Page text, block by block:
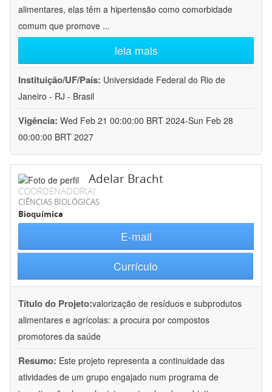
alimentares, elas têm a hipertensão como comorbidade
comum que promove ...
leia mais
Instituição/UF/País: Universidade Federal do Rio de
Janeiro - RJ - Brasil
Vigência: Wed Feb 21 00:00:00 BRT 2024-Sun Feb 28
00:00:00 BRT 2027
Adelar Bracht
COORDENADOR(A)
CIÊNCIAS BIOLÓGICAS
Bioquímica
E-mail
Currículo
Título do Projeto:valorização de resíduos e subprodutos
alimentares e agrícolas: a procura por compostos
promotores da saúde
Resumo: Este projeto representa a continuidade das
atividades de um grupo engajado num programa de